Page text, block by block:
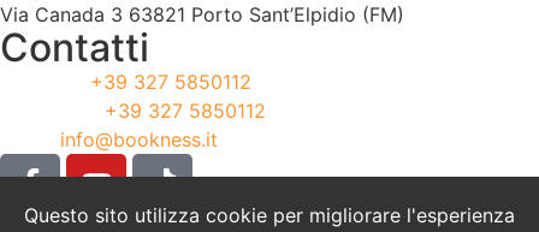
Via Canada 3 63821 Porto Sant’Elpidio (FM)
Contatti
+39 327 5850112
+39 327 5850112
info@bookness.it
Questo sito utilizza cookie per migliorare l'esperienza